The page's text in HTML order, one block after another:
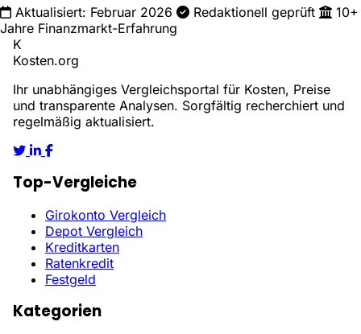
Aktualisiert: Februar 2026 Redaktionell geprüft
10+
Jahre Finanzmarkt-Erfahrung
K
Kosten.org
Ihr unabhängiges Vergleichsportal für Kosten, Preise
und transparente Analysen. Sorgfältig recherchiert und
regelmäßig aktualisiert.
Top-Vergleiche
Girokonto Vergleich
Depot Vergleich
Kreditkarten
Ratenkredit
Festgeld
Kategorien